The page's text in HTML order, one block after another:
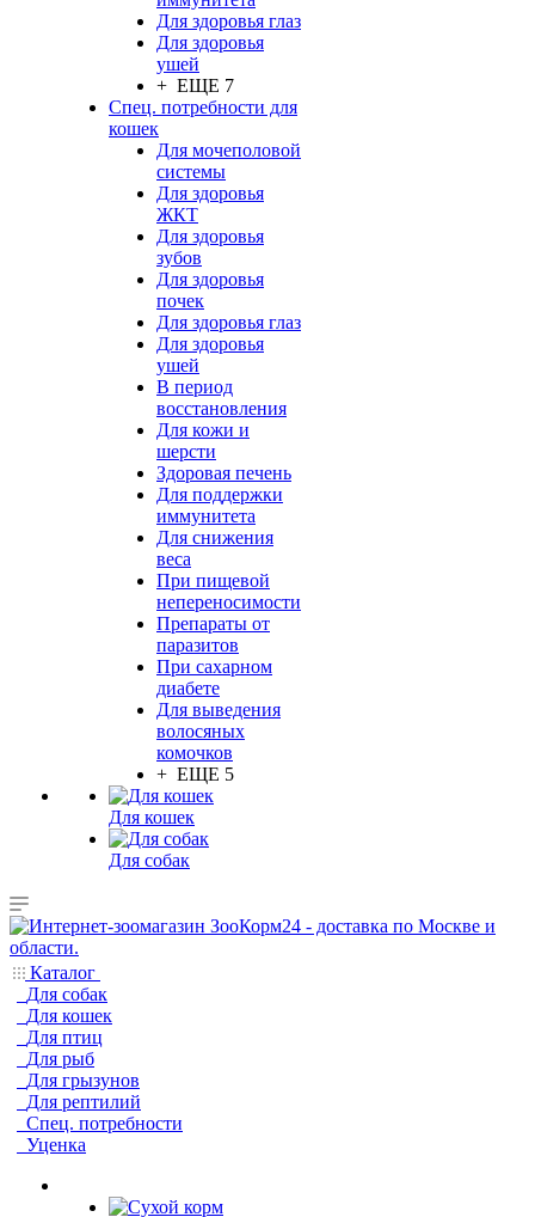
Для здоровья глаз
Для здоровья
ушей
+ ЕЩЕ 7
Спец. потребности для
кошек
Для мочеполовой
системы
Для здоровья
ЖКТ
Для здоровья
зубов
Для здоровья
почек
Для здоровья глаз
Для здоровья
ушей
В период
восстановления
Для кожи и
шерсти
Здоровая печень
Для поддержки
иммунитета
Для снижения
веса
При пищевой
непереносимости
Препараты от
паразитов
При сахарном
диабете
Для выведения
волосяных
комочков
+ ЕЩЕ 5
Для кошек
Для собак
Каталог
Для собак
Для кошек
Для птиц
Для рыб
Для грызунов
Для рептилий
Спец. потребности
Уценка